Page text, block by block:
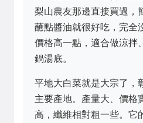
梨山農友那邊直接買過，
蘸點醬油就很好吃，完全
價格高一點，適合做涼拌
鍋湯底。
平地大白菜就是大宗了，
主要產地。產量大、價格
高，纖維相對粗一些。它